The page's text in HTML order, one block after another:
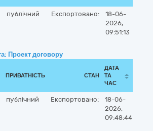
публічний Експортовано:
18-06-
2026,
09:51:13
Проект договору
ПРИВАТНІСТЬ СТАН
ДАТА
ТА
ЧАС
публічний Експортовано:
18-06-
2026,
09:48:44